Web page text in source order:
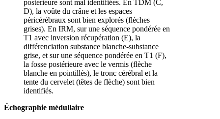
postérieure sont mal identifiées. En TDM (C,
D), la voûte du crâne et les espaces
péricérébraux sont bien explorés (flèches
grises). En IRM, sur une séquence pondérée en
T1 avec inversion récupération (E), la
différenciation substance blanche-substance
grise, et sur une séquence pondérée en T1 (F),
la fosse postérieure avec le vermis (flèche
blanche en pointillés), le tronc cérébral et la
tente du cervelet (têtes de flèche) sont bien
identifiés.
Échographie médullaire